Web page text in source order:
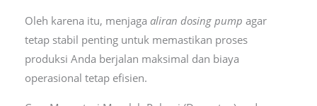
Oleh karena itu, menjaga aliran dosing pump agar
tetap stabil penting untuk memastikan proses
produksi Anda berjalan maksimal dan biaya
operasional tetap efisien.